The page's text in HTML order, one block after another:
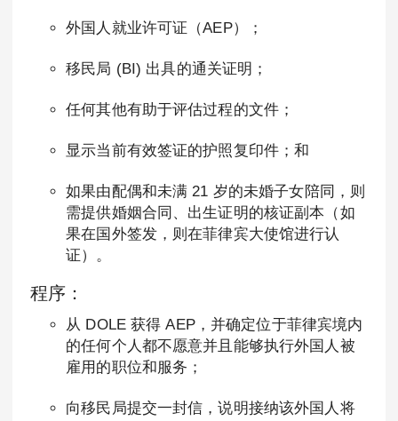
外国人就业许可证（AEP）；
移民局 (BI) 出具的通关证明；
任何其他有助于评估过程的文件；
显示当前有效签证的护照复印件；和
如果由配偶和未满 21 岁的未婚子女陪同，则
需提供婚姻合同、出生证明的核证副本（如
果在国外签发，则在菲律宾大使馆进行认
证）。
程序：
从 DOLE 获得 AEP，并确定位于菲律宾境内
的任何个人都不愿意并且能够执行外国人被
雇用的职位和服务；
向移民局提交一封信，说明接纳该外国人将